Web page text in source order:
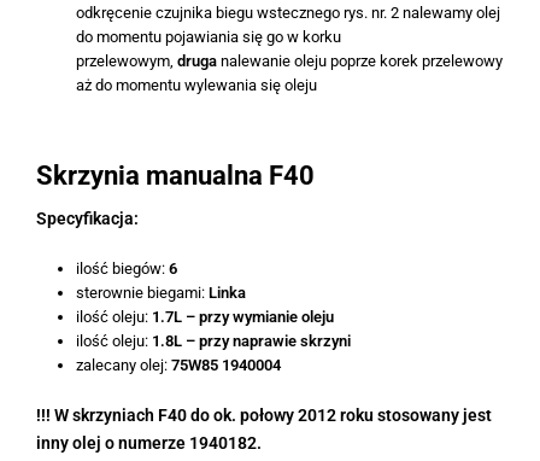
odkręcenie czujnika biegu wstecznego rys. nr. 2 nalewamy olej
do momentu pojawiania się go w korku
przelewowym,druganalewanie oleju poprze korek przelewowy
aż do momentu wylewania się oleju
Skrzynia manualna F40
Specyfikacja:
ilość biegów:6
sterownie biegami:Linka
ilość oleju: 1.7L – przy wymianie oleju
ilość oleju: 1.8L – przy naprawie skrzyni
zalecany olej: 75W85 1940004
!!! W skrzyniach F40 do ok. połowy 2012 roku stosowany jest
inny olej o numerze 1940182.